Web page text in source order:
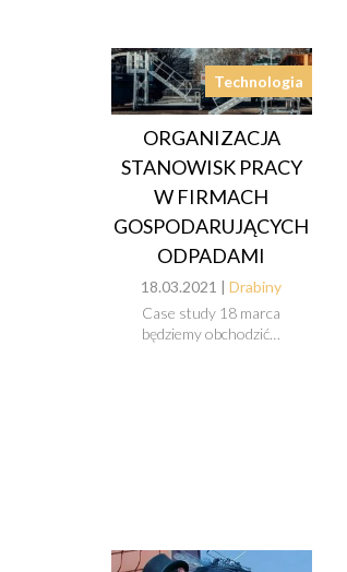
Technologia
ORGANIZACJA
STANOWISK PRACY
W FIRMACH
GOSPODARUJĄCYCH
ODPADAMI
18.03.2021 |Drabiny
Case study 18 marca
będziemy obchodzić…